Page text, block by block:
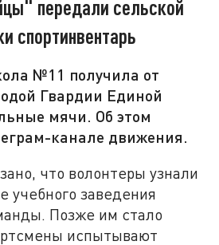
передали сельской
спортинвентарь
№11 получила от
Гвардии Единой
мячи. Об этом
канале движения.
что волонтеры узнали
учебного заведения
Позже им стало
испытывают